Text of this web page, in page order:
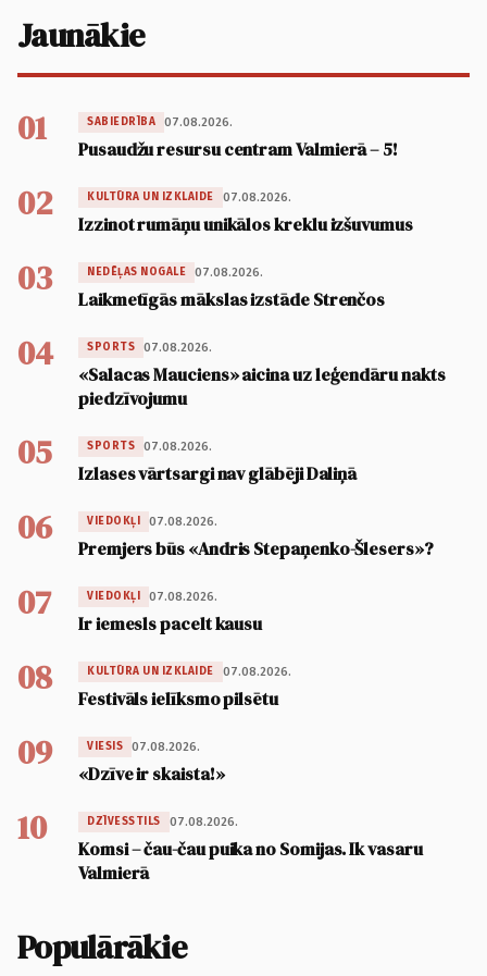
Jaunākie
01 SABIEDRĪBA 07.08.2026.
Pusaudžu resursu centram Valmierā – 5!
02 KULTŪRA UN IZKLAIDE 07.08.2026.
Izzinot rumāņu unikālos kreklu izšuvumus
03 NEDĒĻAS NOGALE 07.08.2026.
Laikmetīgās mākslas izstāde Strenčos
04 SPORTS 07.08.2026.
«Salacas Mauciens» aicina uz leģendāru nakts
piedzīvojumu
05 SPORTS 07.08.2026.
Izlases vārtsargi nav glābēji Daliņā
06 VIEDOKĻI 07.08.2026.
Premjers būs «Andris Stepaņenko-Šlesers»?
07 VIEDOKĻI 07.08.2026.
Ir iemesls pacelt kausu
08 KULTŪRA UN IZKLAIDE 07.08.2026.
Festivāls ielīksmo pilsētu
09 VIESIS 07.08.2026.
«Dzīve ir skaista!»
10 DZĪVESSTILS 07.08.2026.
Komsi – čau-čau puika no Somijas. Ik vasaru
Valmierā
Populārākie